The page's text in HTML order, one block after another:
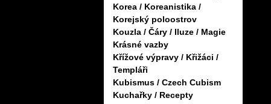
Korea / Koreanistika /
Korejský poloostrov
Kouzla / Čáry / Iluze / Magie
Krásné vazby
Křížové výpravy / Křižáci /
Templáři
Kubismus / Czech Cubism
Kuchařky / Recepty